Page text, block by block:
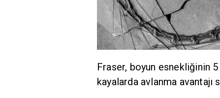
Fraser, boyun esnekliğinin
kayalarda avlanma avantajı